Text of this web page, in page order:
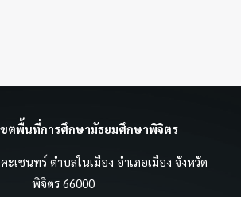
ขตพื้นที่การศึกษามัธยมศึกษาพิจิตร
เชนทร์ ตำบลในเมือง อำเภอเมือง จังหวัด
พิจิตร 66000